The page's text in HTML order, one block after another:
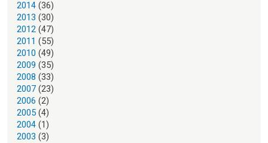
2014 (36)
2013 (30)
2012 (47)
2011 (55)
2010 (49)
2009 (35)
2008 (33)
2007 (23)
2006 (2)
2005 (4)
2004 (1)
2003 (3)